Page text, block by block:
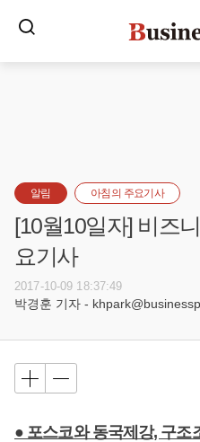
알림 아침의 주요기사
[10월10일자] 비즈
요기사
2017-10-09 18:37:49
박경훈 기자 -
● 포스코와 동국제강, 구조